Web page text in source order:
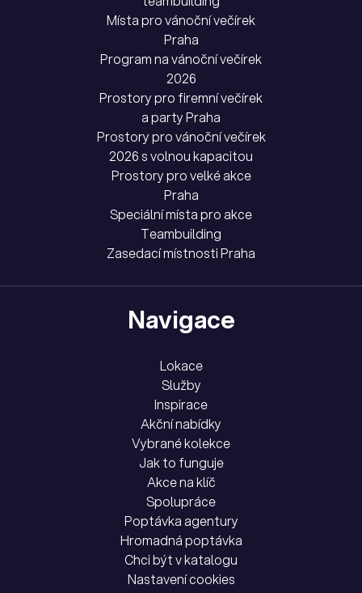
Místa pro vánoční večírek
Praha
Program na vánoční večírek
2026
Prostory pro firemní večírek
a party Praha
Prostory pro vánoční večírek
2026 s volnou kapacitou
Prostory pro velké akce
Praha
Speciální místa pro akce
Teambuilding
Zasedací místnosti Praha
Navigace
Lokace
Služby
Inspirace
Akční nabídky
Vybrané kolekce
Jak to funguje
Akce na klíč
Spolupráce
Poptávka agentury
Hromadná poptávka
Chci být v katalogu
Nastavení cookies